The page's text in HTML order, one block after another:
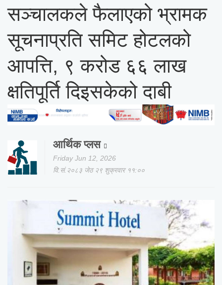
सञ्चालकले फैलाएको भ्रामक
सूचनाप्रति समिट होटलको
आपत्ति, ९ करोड ६६ लाख
क्षतिपूर्ति दिइसकेको दाबी
आर्थिक प्लस
Friday Jun 12, 2026
वि.सं.२०८३ जेठ २९ शुक्रवार ११:००